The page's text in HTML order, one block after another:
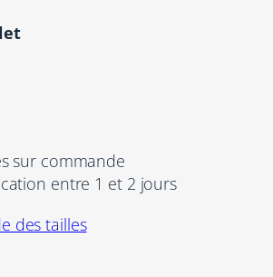
sur commande
entre 1 et 2 jours
des tailles